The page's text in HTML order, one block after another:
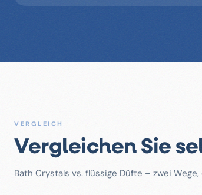
VERGLEICH
Vergleichen Sie
Bath Crystals vs. flüssige Düfte – zwei Wege,